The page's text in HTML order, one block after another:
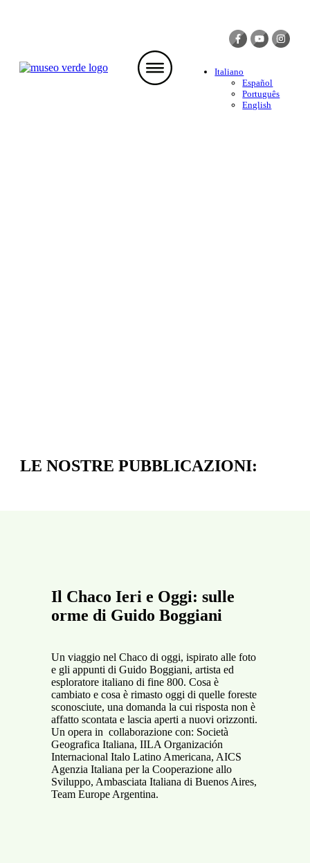
Italiano
Español
Português
English
LE NOSTRE PUBBLICAZIONI:
Il Chaco Ieri e Oggi: sulle
orme di Guido Boggiani
Un viaggio nel Chaco di oggi, ispirato alle foto
e gli appunti di Guido Boggiani, artista ed
esploratore italiano di fine 800. Cosa è
cambiato e cosa è rimasto oggi di quelle foreste
sconosciute, una domanda la cui risposta non è
affatto scontata e lascia aperti a nuovi orizzonti.
Un opera in collaborazione con: Società
Geografica Italiana, IILA Organización
Internacional Italo Latino Americana, AICS
Agenzia Italiana per la Cooperazione allo
Sviluppo, Ambasciata Italiana di Buenos Aires,
Team Europe Argentina.